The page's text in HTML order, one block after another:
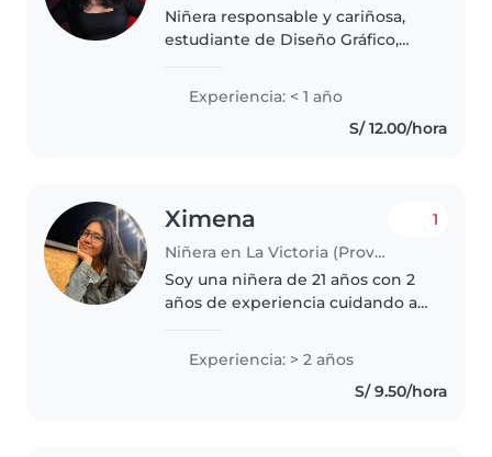
Niñera responsable y cariñosa,
estudiante de Diseño Gráfico,
seguro y dinámico, con
actividades creativas y apoyo
Experiencia: < 1 año
S/ 12.00/hora
Ximena
Niñera en La Victoria (Provincia de Chiclayo)
1
Soy una niñera de 21 años con 2
años de experiencia cuidando a
bebés hasta adolescentes. Soy
una persona responsable,
divertida y muy paciente. Puedo..
Experiencia: > 2 años
S/ 9.50/hora